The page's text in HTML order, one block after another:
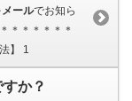
メールでお知ら
＊＊＊＊＊＊
】 1
か？